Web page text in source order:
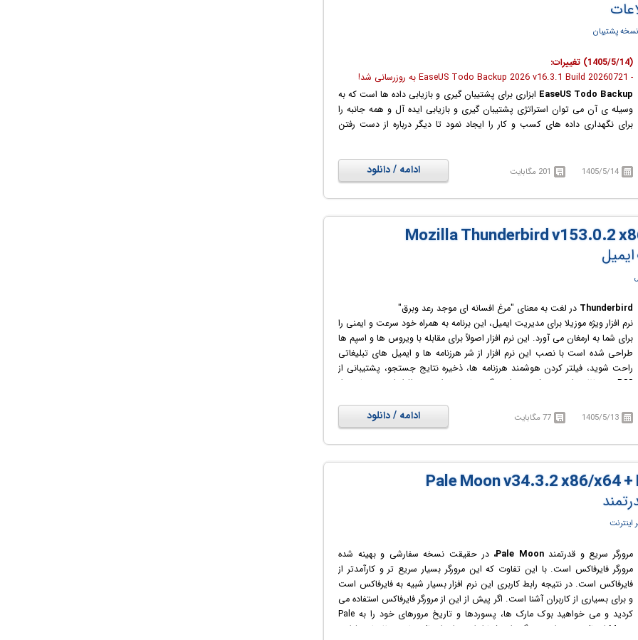
پشتیبان
(1405/5/14) تغییرات:
- EaseUS Todo Backup 2026 v16.3.1 Build 20260721 به روزرسانی شد!
EaseUS Todo Backup ابزاری برای پشتیبان گیری و بازیابی داده ها است که به
وسیله ی آن می توان استراتژی پشتیبان گیری و بازیابی ایده آل و همه جانبه را
برای نگهداری داده های کسب و کار را ایجاد نمود تا دیگر درباره از دست رفتن
کسب و کارها، متخصیصین حوزه ی IT، مدیران سیستم ها، تکنسین های
کامپیوتر، مشاورین، مراکز ارائه دهنده سرویس و ... بسیار مثمر ثمر واقع شود.
EaseUS Todo Backup Technician برای محافظت از اسناد، فایل ها، ایمیل ها،
سیستم ها، هارد دیسک ها، پارتیشن ها یا پرونده هایی که ممکن است به دلایلی
نظیر خراب شدن دستگاه، ویروسی شدن، کرش سیستم، مشکلات سیستم عامل،
هک شدن و ... راه حلی سودمند است تا در صورت رخ دادن هریک از این وقایع
قادر بود همچنان از اطلاعات گذشته استفاده نمود و فعالیت های قبلی را ادامه داد.
1405/5/14 201 مگابایت ادامه / دانلود
ایمیل
Thunderbird در لغت به معنای "مرغ افسانه اى موجد رعد وبرق"
نرم افزار ویژه موزیلا برای مدیریت ایمیل، این برنامه به همراه خود سرعت و ایمنی را
برای شما به ارمغان می آورد. این نرم افزار اصولاً برای مقابله با ویروس ها و اسپم ها
طراحی شده است با نصب این نرم افزار از شر هرزنامه ها و ایمیل های تبلیغاتی
راحت شوید، فیلتر کردن هوشمند هرزنامه ها، ذخیره نتایج جستجو، پشتیبانی از
RSS و حفاظت از حریم شخصی از ویژگی های برتر این نرم افزار است. چنانچه از
1405/5/13 77 مگابایت ادامه / دانلود
اینترنت
مرورگر سریع و قدرتمندPale Moon، در حقیقت نسخه سفارشی و بهینه شده
مرورگر فایرفاکس است. با این تفاوت که این مرورگر بسیار سریع تر و کارآمدتر از
فایرفاکس است. در نتیجه رابط کاربری این نرم افزار بسیار شبیه به فایرفاکس است
و برای بسیاری از کاربران آشنا است. اگر پیش از این از مرورگر فایرفاکس استفاده می
کردید و می خواهید بوک مارک ها، پسوردها و تاریخ مرورهای خود را به Pale
Moon انتقال دهید، این مرورگر برای شما ابزاری برای انتقال تمامی تنظیمات، فراهم